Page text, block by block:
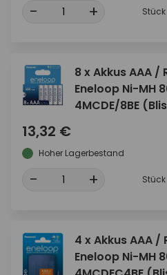
- + Stück
8 x Akkus AAA /
Eneloop Ni-MH
4MCDE/8BE
13,32 €
Hoher Lagerbestand
- + Stück
4 x Akkus AAA /
Eneloop Ni-MH